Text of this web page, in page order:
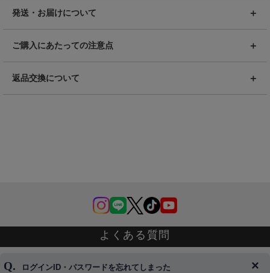
発送・お届けについて
ご購入にあたっての注意点
返品交換について
よくある質問
ログインID・パスワードを忘れてしまった